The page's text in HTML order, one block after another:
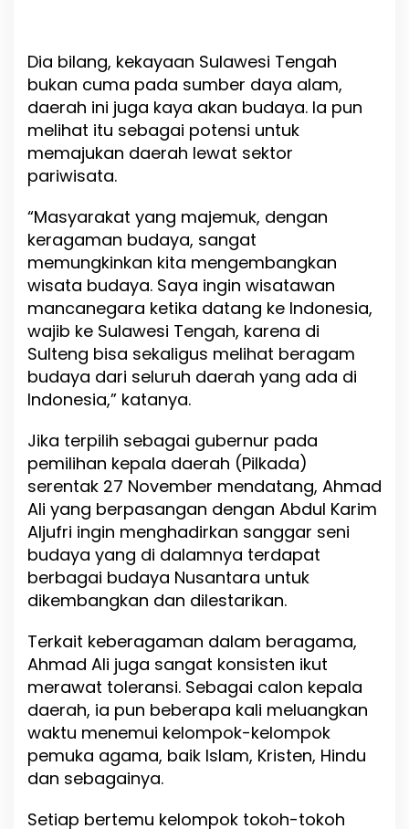
a
j
Dia bilang, kekayaan Sulawesi Tengah
bukan cuma pada sumber daya alam,
daerah ini juga kaya akan budaya. Ia pun
melihat itu sebagai potensi untuk
memajukan daerah lewat sektor
pariwisata.
“Masyarakat yang majemuk, dengan
keragaman budaya, sangat
memungkinkan kita mengembangkan
wisata budaya. Saya ingin wisatawan
mancanegara ketika datang ke Indonesia,
wajib ke Sulawesi Tengah, karena di
Sulteng bisa sekaligus melihat beragam
budaya dari seluruh daerah yang ada di
Indonesia,” katanya.
Jika terpilih sebagai gubernur pada
pemilihan kepala daerah (Pilkada)
serentak 27 November mendatang, Ahmad
Ali yang berpasangan dengan Abdul Karim
Aljufri ingin menghadirkan sanggar seni
budaya yang di dalamnya terdapat
berbagai budaya Nusantara untuk
dikembangkan dan dilestarikan.
Terkait keberagaman dalam beragama,
Ahmad Ali juga sangat konsisten ikut
merawat toleransi. Sebagai calon kepala
daerah, ia pun beberapa kali meluangkan
waktu menemui kelompok-kelompok
pemuka agama, baik Islam, Kristen, Hindu
dan sebagainya.
Setiap bertemu kelompok tokoh-tokoh